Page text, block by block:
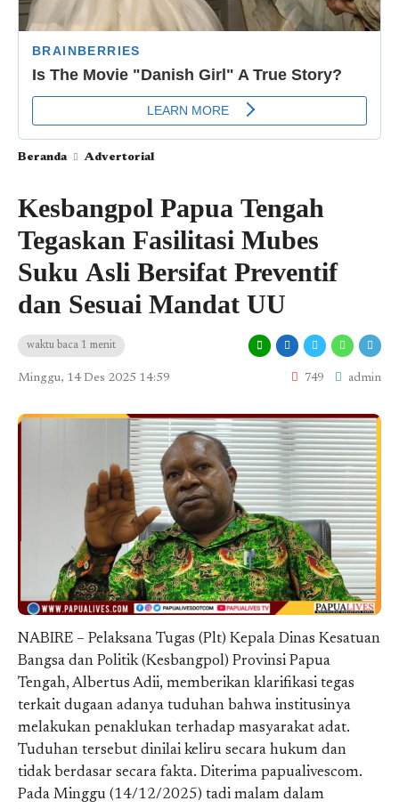
Beranda Advertorial
Kesbangpol Papua Tengah
Tegaskan Fasilitasi Mubes
Suku Asli Bersifat Preventif
dan Sesuai Mandat UU
waktu baca 1 menit
Minggu, 14 Des 2025 14:59 749 admin
NABIRE – Pelaksana Tugas (Plt) Kepala Dinas Kesatuan
Bangsa dan Politik (Kesbangpol) Provinsi Papua
Tengah, Albertus Adii, memberikan klarifikasi tegas
terkait dugaan adanya tuduhan bahwa institusinya
melakukan penaklukan terhadap masyarakat adat.
Tuduhan tersebut dinilai keliru secara hukum dan
tidak berdasar secara fakta. Diterima papualivescom.
Pada Minggu (14/12/2025) tadi malam dalam